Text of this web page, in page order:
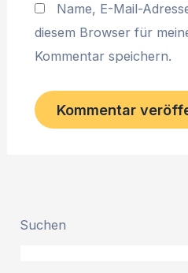
Name, E-Mail-
diesem Browser für
Kommentar speichern.
Suchen